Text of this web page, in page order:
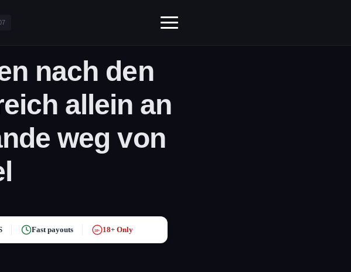
nach den
allein an
weg von
Fast payouts 18+ 18+ Only